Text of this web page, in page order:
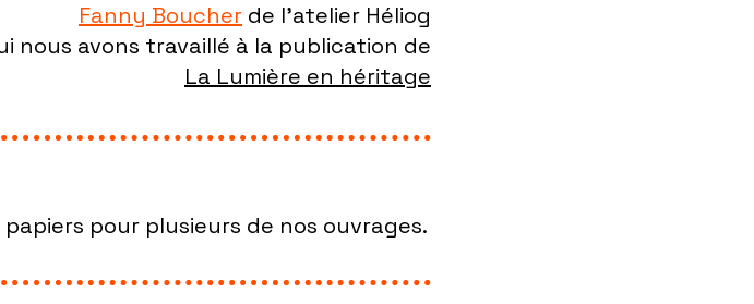
Fanny Boucher de l'atelier Héliog
nous avons travaillé à la publication de
La Lumière en héritage
pour plusieurs de nos ouvrages.